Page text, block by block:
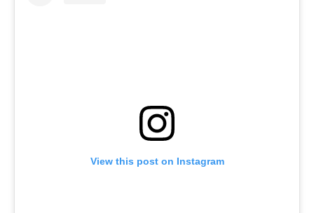
View this post on Instagram